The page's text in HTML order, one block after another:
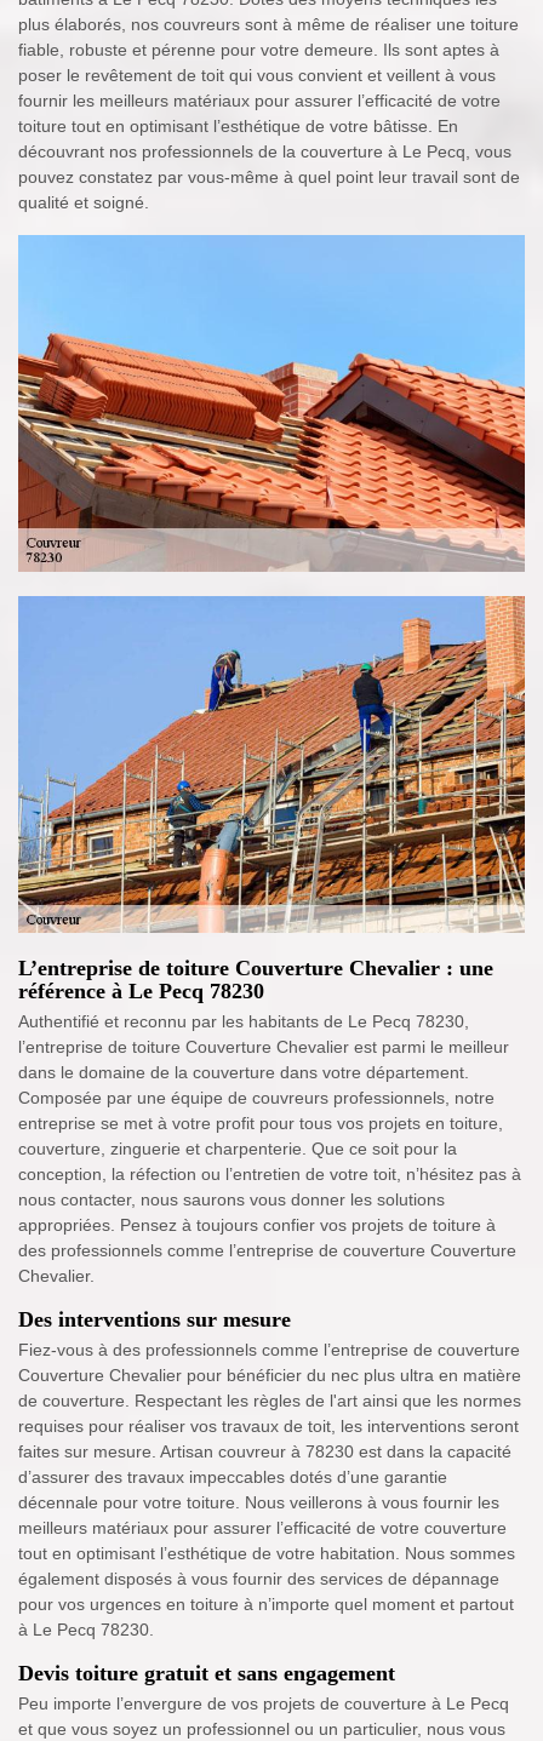
plus élaborés, nos couvreurs sont à même de réaliser une toiture
fiable, robuste et pérenne pour votre demeure. Ils sont aptes à
poser le revêtement de toit qui vous convient et veillent à vous
fournir les meilleurs matériaux pour assurer l’efficacité de votre
toiture tout en optimisant l’esthétique de votre bâtisse. En
découvrant nos professionnels de la couverture à Le Pecq, vous
pouvez constatez par vous-même à quel point leur travail sont de
qualité et soigné.
L’entreprise de toiture Couverture Chevalier : une
référence à Le Pecq 78230
Authentifié et reconnu par les habitants de Le Pecq 78230,
l’entreprise de toiture Couverture Chevalier est parmi le meilleur
dans le domaine de la couverture dans votre département.
Composée par une équipe de couvreurs professionnels, notre
entreprise se met à votre profit pour tous vos projets en toiture,
couverture, zinguerie et charpenterie. Que ce soit pour la
conception, la réfection ou l’entretien de votre toit, n’hésitez pas à
nous contacter, nous saurons vous donner les solutions
appropriées. Pensez à toujours confier vos projets de toiture à
des professionnels comme l’entreprise de couverture Couverture
Chevalier.
Des interventions sur mesure
Fiez-vous à des professionnels comme l’entreprise de couverture
Couverture Chevalier pour bénéficier du nec plus ultra en matière
de couverture. Respectant les règles de l'art ainsi que les normes
requises pour réaliser vos travaux de toit, les interventions seront
faites sur mesure. Artisan couvreur à 78230 est dans la capacité
d’assurer des travaux impeccables dotés d’une garantie
décennale pour votre toiture. Nous veillerons à vous fournir les
meilleurs matériaux pour assurer l’efficacité de votre couverture
tout en optimisant l’esthétique de votre habitation. Nous sommes
également disposés à vous fournir des services de dépannage
pour vos urgences en toiture à n’importe quel moment et partout
à Le Pecq 78230.
Devis toiture gratuit et sans engagement
Peu importe l’envergure de vos projets de couverture à Le Pecq
et que vous soyez un professionnel ou un particulier, nous vous